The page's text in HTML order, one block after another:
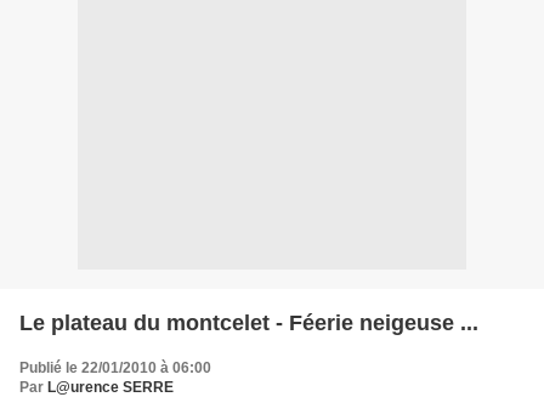
Le plateau du montcelet - Féerie neigeuse ...
Publié le 22/01/2010 à 06:00
Par L@urence SERRE